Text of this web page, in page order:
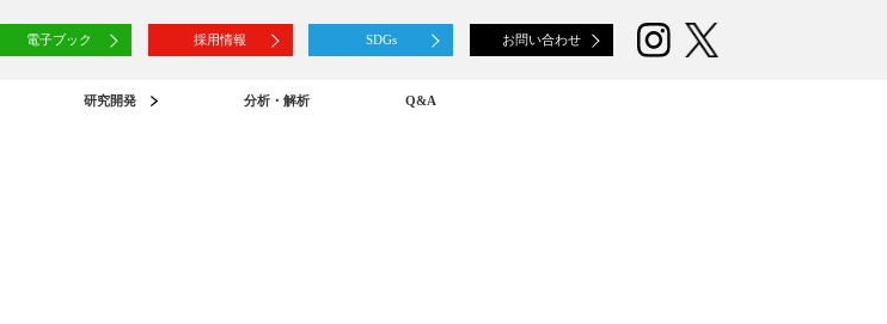
電子ブック 採用情報 SDGs お問い合わせ
研究開発 分析・解析 Q&A